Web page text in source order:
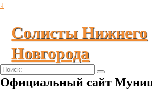
↓
Солисты Нижнего
Новгорода
Поиск:
Официальный сайт